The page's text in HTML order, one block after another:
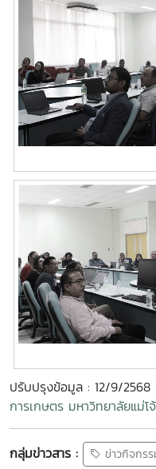
ปรับปรุงข้อมูล : 12/9/2568
การเกษตร มหาวิทยาลัยแม่โจ้
กลุ่มข่าวสาร : ข่าวกิจกร